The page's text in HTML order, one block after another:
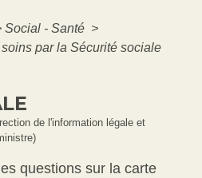
Social - Santé >
par la Sécurité sociale
de l'information légale et
questions sur la carte